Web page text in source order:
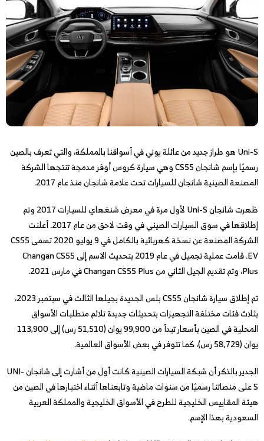
Uni-S هو طراز جديد من عائلة يوني في أسواقنا بالمملكة، والتي تعرف بالصين
رسميًا بإسم شانجان CS55 وهي سيارة كروس أوفر مدمجة تنتجها الشركة
المصنعة الصينية شانجان للسيارات تحت علامة شانجان منذ عام 2017.
ظهرت شانجان Uni-S لأول مرة في معرض شنغهاي للسيارات 2017 وتم
إطلاقها في سوق السيارات الصيني في وقت لاحق من عام 2017. أعلنت
الشركة المصنعة عن نسخة كهربائية بالكامل في 9 يوليو 2020 تسمى CS55
EV. قامت عملية تجميل في عام 2019 بتحديث الاسم إلى Changan CS55
Plus، وتم تقديم الجيل الثاني من Changan CS55 Plus في مارس 2021.
تم إطلاق سيارة شانجان CS55 بلس الجديدة بجيلها الثالث في سبتمبر 2023،
بثلاث فئات مختلفة التجهيزات بتحديثات جديدة تلائم متطلبات الأسواق
المحلية في الصين بأسعار تبدأ من 99,900 يوان (51,510 رس) إلى 113,900
يوان (58,729 رس)، كما تتوفر في بعض الأسواق العالمية.
الجدير بالذكر أن شبكة السيارات الصينية كانت أول من أشارت إلى شانجان UNI-
S على منصاتنا رسميًا من سنوات ماضية وتابعناها أثناء اختبارها في الصين من
هيئة المقاييس الخليجية للطرح في الأسواق الخليجية والمملكة العربية
السعودية بهذا الإسم.